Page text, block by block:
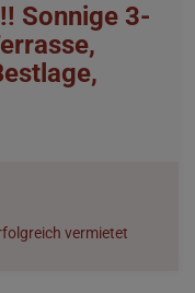
Sonnige 3-
vermietet